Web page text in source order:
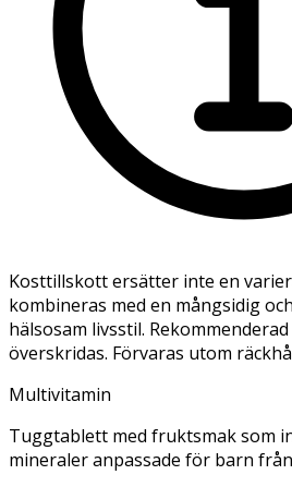
Kosttillskott ersätter inte en
kombineras med en mångsidig
hälsosam livsstil.
överskridas. Förvaras utom
Multivitamin
Tuggtablett med fruktsmak som
mineraler anpassade för barn